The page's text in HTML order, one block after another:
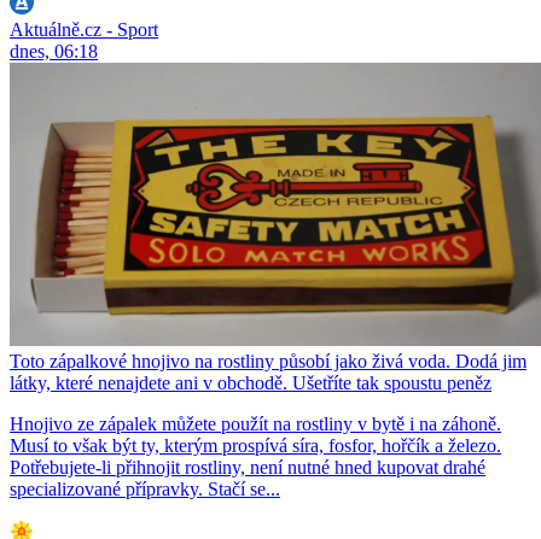
Aktuálně.cz - Sport
dnes, 06:18
Toto zápalkové hnojivo na rostliny působí jako živá voda. Dodá jim
látky, které nenajdete ani v obchodě. Ušetříte tak spoustu peněz
Hnojivo ze zápalek můžete použít na rostliny v bytě i na záhoně.
Musí to však být ty, kterým prospívá síra, fosfor, hořčík a železo.
Potřebujete-li přihnojit rostliny, není nutné hned kupovat drahé
specializované přípravky. Stačí se...